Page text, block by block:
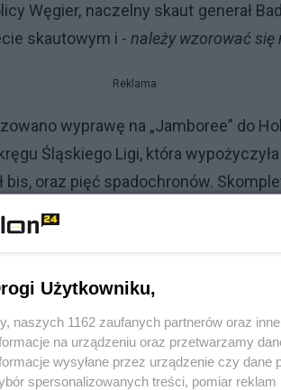
Węgier, naczelny skaut generał
skautowym i - należy wzorować się
Reklama
wyprawę na „Jamboree” do
Śląskiego Ligi, która
bis, oraz pięć spadochronów.
z szybowcami na holu
Po wylądowaniu okazało się, że
samolotowe i
Poselstwo Polskie w Hadze
Użytkowniku,
naszych 1162 zaufanych partnerów oraz
na urządzeniu oraz przetwarzamy
wysyłane przez urządzenie czy
spersonalizowanych treści, pomiar